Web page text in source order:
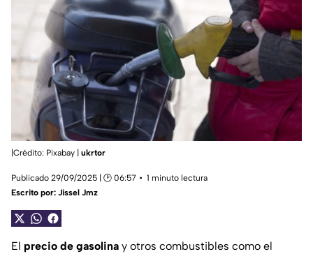
|Crédito: Pixabay | ukrtor
Publicado 29/09/2025 | 🕑 06:57
1 minuto lectura
Escrito por: Jissel Jmz
El precio de gasolina y otros combustibles como el